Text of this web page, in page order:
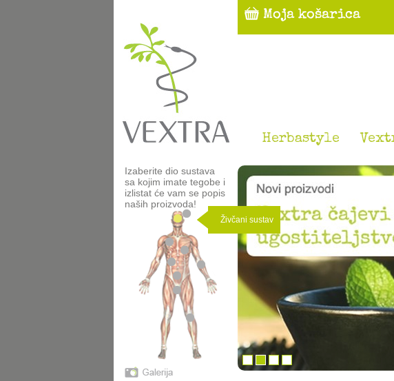
Herbastyle
Izaberite dio sustava
sa kojim imate tegobe i
izlistat će vam se popis
naših proizvoda!
Živčani sustav